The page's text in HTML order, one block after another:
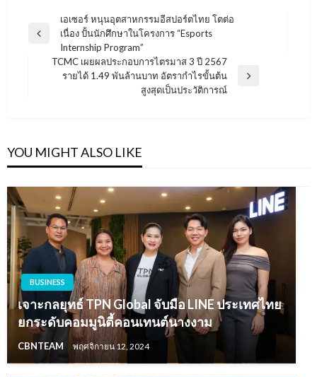
แนะแนว
เรื่อง
Previous
เอเซอร์ หนุนอุตสาหกรรมอีสปอร์ตไทย โตต่อ
เนื่อง ปั้นนักศึกษาในโครงการ “Esports
Internship Program”
TCMC เผยผลประกอบการไตรมาส 3 ปี 2567
รายได้ 1.49 พันล้านบาท อัตรากำไรขั้นต้น
สูงสุดเป็นประวัติการณ์
YOU MIGHT ALSO LIKE
BUSINESS
เจาะกลยุทธ์ TPN Global จับมือ LINE ประเทศไทย
ยกระดับคอมมูนิตี้คอนเทนต์นางงาม
CBNTEAM พฤศจิกายน 12, 2024